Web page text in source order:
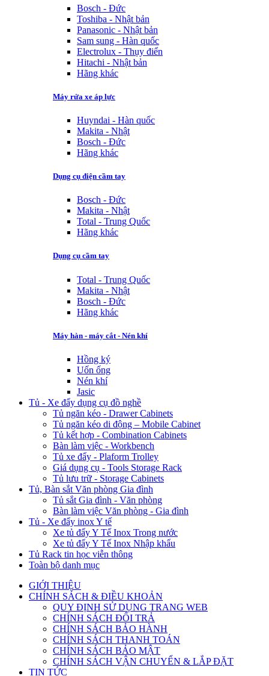
Bosch - Đức
Toshiba - Nhật bản
Panasonic - Nhật bản
Sam sung - Hàn quốc
Electrolux - Thụy điển
Hitachi - Nhật bản
Hãng khác
Máy rửa xe áp lực
Huyndai - Hàn quốc
Makita - Nhật
Bosch - Đức
Hãng khác
Dụng cụ điện cầm tay
Bosch - Đức
Makita - Nhật
Total - Trung Quốc
Hãng khác
Dụng cụ cầm tay
Total - Trung Quốc
Makita - Nhật
Bosch - Đức
Hãng khác
Máy hàn - máy cắt - Nén khí
Hồng ký
Uốn ống
Nén khí
Jasic
Tủ - Xe đẩy dụng cụ đồ nghề
Tủ ngăn kéo - Drawer Cabinets
Tủ ngăn kéo di động – Mobile Cabinet
Tủ kết hợp - Combination Cabinets
Bàn làm việc - Workbench
Tủ xe đẩy - Plaform Trolley
Giá dụng cụ - Tools Storage Rack
Tủ lưu trữ - Storage Cabinets
Tủ, Bàn sắt Văn phòng Gia đình
Tủ sắt Gia đình - Văn phòng
Bàn làm việc Văn phòng - Gia đình
Tủ - Xe đẩy inox Y tế
Xe tủ đẩy Y Tế Inox Trong nước
Xe tủ đẩy Y Tế Inox Nhập khẩu
Tủ Rack tin học viễn thông
Toàn bộ danh mục
GIỚI THIỆU
CHÍNH SÁCH & ĐIỀU KHOẢN
QUY ĐỊNH SỬ DỤNG TRANG WEB
CHÍNH SÁCH ĐỔI TRẢ
CHÍNH SÁCH BẢO HÀNH
CHÍNH SÁCH THANH TOÁN
CHÍNH SÁCH BẢO MẬT
CHÍNH SÁCH VẬN CHUYỂN & LẮP ĐẶT
TIN TỨC